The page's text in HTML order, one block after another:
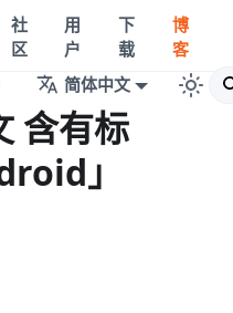
社
区
用
户
下
载
博
客
简体中文
含有标
」